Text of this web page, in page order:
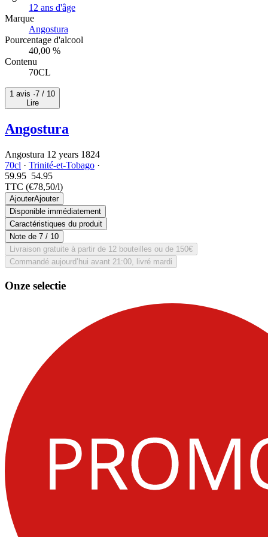
12 ans d'âge
Marque
Angostura
Pourcentage d'alcool
40,00 %
Contenu
70CL
1 avis ·7 / 10
Lire
Angostura
Angostura 12 years 1824
70cl · Trinité-et-Tobago ·
59.95 54.95
TTC (€78,50/l)
AjouterAjouter
Disponible immédiatement
Caractéristiques du produit
Note de 7 / 10
Livraison gratuite à partir de 12 bouteilles ou de 150€
Commandé aujourd’hui avant 21:00, livré mardi
Onze selectie